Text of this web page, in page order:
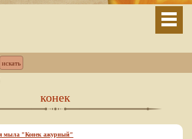
конек
мыла "Конек ажурный"